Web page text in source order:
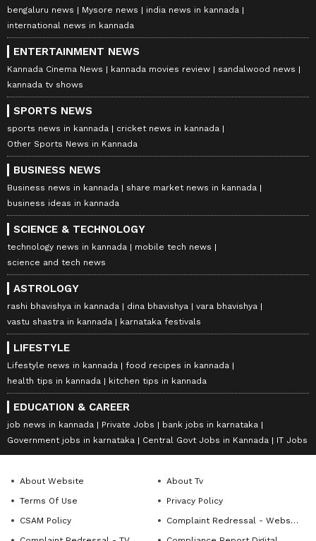
bengaluru news
Mysore news
india news in kannada
international news in kannada
ENTERTAINMENT NEWS
Kannada Cinema News kannada movies review
sandalwood news
kannada tv shows
SPORTS NEWS
sports news in kannada
cricket news in kannada
Other Sports News in Kannada
BUSINESS NEWS
Business news in kannada
share market news in kannada
business ideas in kannada
SCIENCE & TECHNOLOGY
technology news in kannada
mobile tech news
science and tech news
ASTROLOGY
rashi bhavishya in kannada dina bhavishya
vara bhavishya
vastu shastra in kannada
karnataka festivals
LIFESTYLE
Lifestyle news in kannada
food recipes in kannada
health tips in kannada
kitchen tips in kannada
EDUCATION & CAREER
job news in kannada Private Jobs
bank jobs in karnataka
Government jobs in karnataka
Central Govt Jobs in Kannada IT Jobs
About Website
About Tv
Terms Of Use
Privacy Policy
CSAM Policy
Complaint Redressal - Website